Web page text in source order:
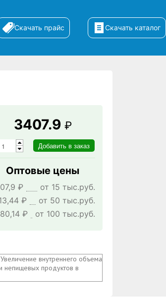
Скачать прайс Скачать каталог
3407.9 ₽
Оптовые цены
₽
от 15 тыс.руб.
₽
от 50 тыс.руб.
₽
от 100 тыс.руб.
внутреннего объема
непищевых продуктов в